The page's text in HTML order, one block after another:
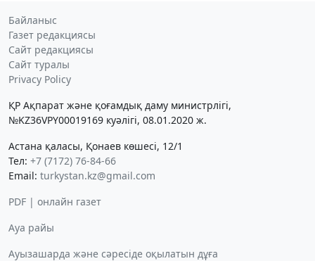
Байланыс
Газет редакциясы
Сайт редакциясы
Сайт туралы
Privacy Policy
ҚР Ақпарат және қоғамдық даму министрлігі,
№KZ36VPY00019169 куәлігі, 08.01.2020 ж.
Астана қаласы, Қонаев көшесі, 12/1
Тел: +7 (7172) 76-84-66
Email: turkystan.kz@gmail.com
PDF | онлайн газет
Ауа райы
Ауызашарда және сәресіде оқылатын дұға